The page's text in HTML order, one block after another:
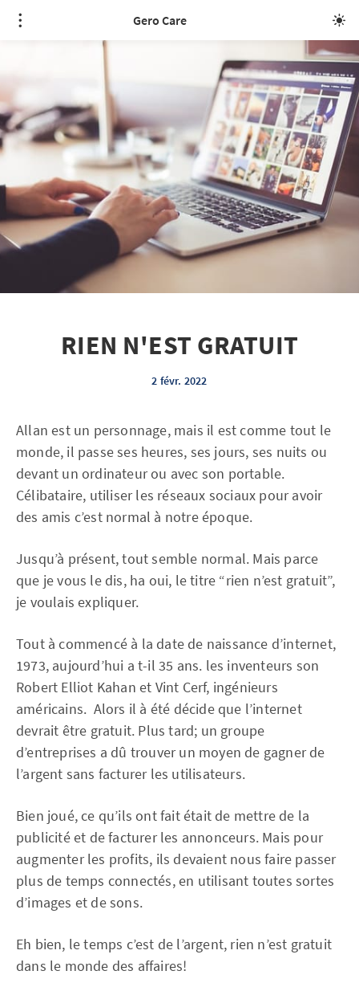
Gero Care
RIEN N'EST GRATUIT
2 févr. 2022
Allan est un personnage, mais il est comme tout le
monde, il passe ses heures, ses jours, ses nuits ou
devant un ordinateur ou avec son portable.
Célibataire, utiliser les réseaux sociaux pour avoir
des amis c’est normal à notre époque.
Jusqu’à présent, tout semble normal. Mais parce
que je vous le dis, ha oui, le titre “rien n’est gratuit”,
je voulais expliquer.
Tout à commencé à la date de naissance d’internet,
1973, aujourd’hui a t-il 35 ans. les inventeurs son
Robert Elliot Kahan et Vint Cerf, ingénieurs
américains. Alors il à été décide que l’internet
devrait être gratuit. Plus tard; un groupe
d’entreprises a dû trouver un moyen de gagner de
l’argent sans facturer les utilisateurs.
Bien joué, ce qu’ils ont fait était de mettre de la
publicité et de facturer les annonceurs. Mais pour
augmenter les profits, ils devaient nous faire passer
plus de temps connectés, en utilisant toutes sortes
d’images et de sons.
Eh bien, le temps c’est de l’argent, rien n’est gratuit
dans le monde des affaires!